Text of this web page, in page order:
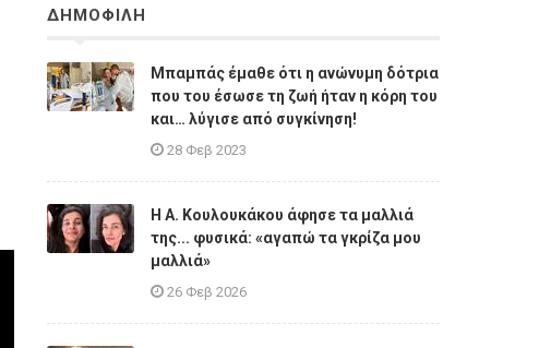
ΔΗΜΟΦΙΛΗ
Μπαμπάς έμαθε ότι η ανώνυμη δότρια
που του έσωσε τη ζωή ήταν η κόρη του
και… λύγισε από συγκίνηση!
28 Φεβ 2023
Η A. Κουλουκάκου άφησε τα μαλλιά
της... φυσικά: «αγαπώ τα γκρίζα μου
μαλλιά»
26 Φεβ 2026